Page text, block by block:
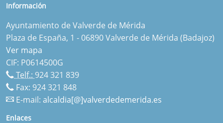
Información
Ayuntamiento de Valverde de Mérida
Plaza de España, 1 - 06890 Valverde de Mérida (Badajoz)
Ver mapa
CIF: P0614500G
Telf.: 924 321 839
Fax: 924 321 848
E-mail: alcaldia[@]valverdedemerida.es
Enlaces